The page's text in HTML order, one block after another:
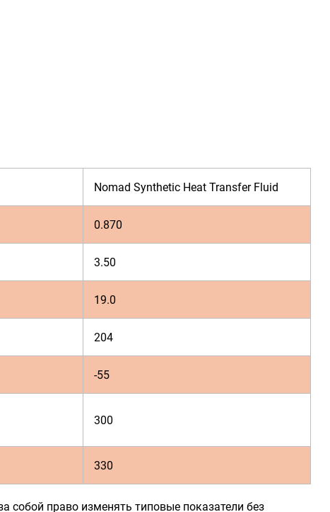
Nomad Synthetic Heat Transfer Fluid
0.870
3.50
19.0
204
-55
300
330
собой право изменять типовые показатели без